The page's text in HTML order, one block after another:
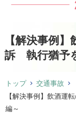
【解決事例
訴 執行猶予
トップ
交通事故
【解決事例】飲酒運
編～